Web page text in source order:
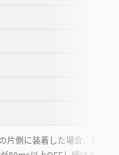
片側に装着した場合、検出